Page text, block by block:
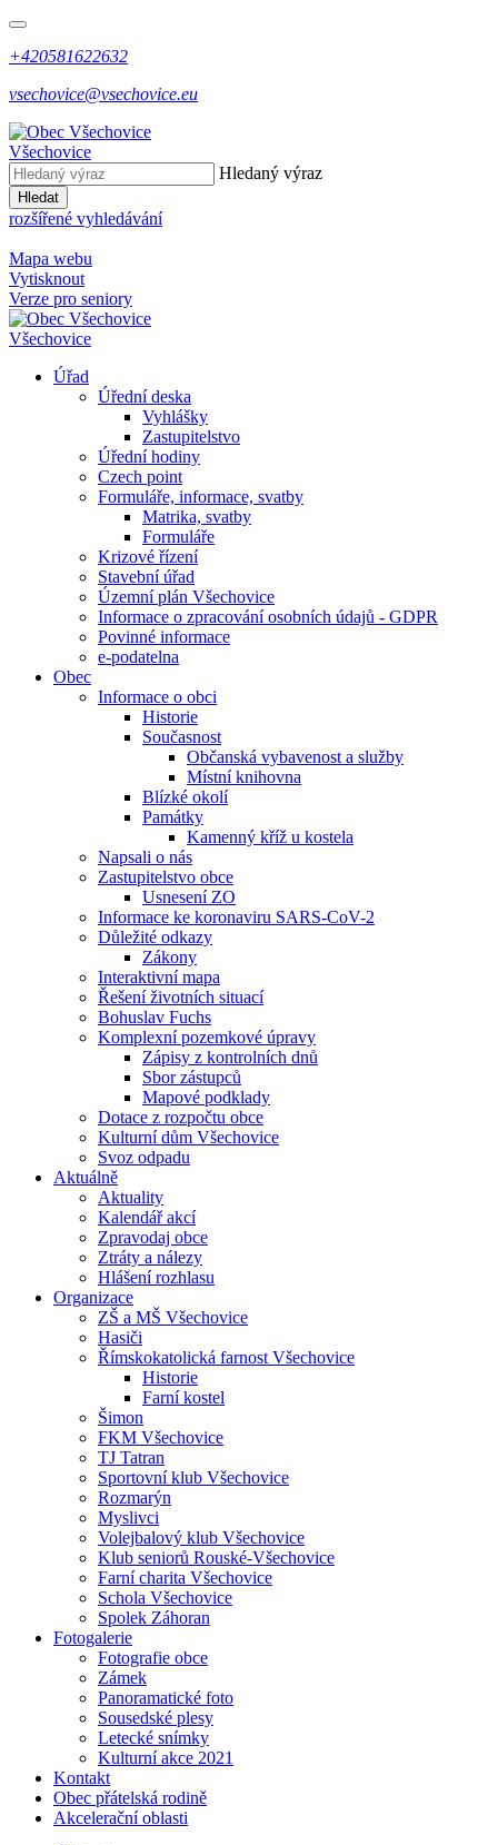
+420581622632
vsechovice@vsechovice.eu
Všechovice
Hledaný výraz
Hledat
rozšířené vyhledávání
Mapa webu
Vytisknout
Verze pro seniory
Všechovice
Úřad
Úřední deska
Vyhlášky
Zastupitelstvo
Úřední hodiny
Czech point
Formuláře, informace, svatby
Matrika, svatby
Formuláře
Krizové řízení
Stavební úřad
Územní plán Všechovice
Informace o zpracování osobních údajů - GDPR
Povinné informace
e-podatelna
Obec
Informace o obci
Historie
Současnost
Občanská vybavenost a služby
Místní knihovna
Blízké okolí
Památky
Kamenný kříž u kostela
Napsali o nás
Zastupitelstvo obce
Usnesení ZO
Informace ke koronaviru SARS-CoV-2
Důležité odkazy
Zákony
Interaktivní mapa
Řešení životních situací
Bohuslav Fuchs
Komplexní pozemkové úpravy
Zápisy z kontrolních dnů
Sbor zástupců
Mapové podklady
Dotace z rozpočtu obce
Kulturní dům Všechovice
Svoz odpadu
Aktuálně
Aktuality
Kalendář akcí
Zpravodaj obce
Ztráty a nálezy
Hlášení rozhlasu
Organizace
ZŠ a MŠ Všechovice
Hasiči
Římskokatolická farnost Všechovice
Historie
Farní kostel
Šimon
FKM Všechovice
TJ Tatran
Sportovní klub Všechovice
Rozmarýn
Myslivci
Volejbalový klub Všechovice
Klub seniorů Rouské-Všechovice
Farní charita Všechovice
Schola Všechovice
Spolek Záhoran
Fotogalerie
Fotografie obce
Zámek
Panoramatické foto
Sousedské plesy
Letecké snímky
Kulturní akce 2021
Kontakt
Obec přátelská rodině
Akcelerační oblasti